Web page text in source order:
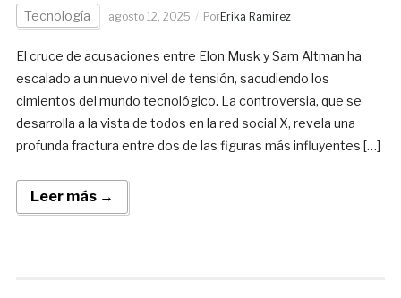
Tecnología agosto 12, 2025 Por Erika Ramirez
El cruce de acusaciones entre Elon Musk y Sam Altman ha
escalado a un nuevo nivel de tensión, sacudiendo los
cimientos del mundo tecnológico. La controversia, que se
desarrolla a la vista de todos en la red social X, revela una
profunda fractura entre dos de las figuras más influyentes […]
Leer más →